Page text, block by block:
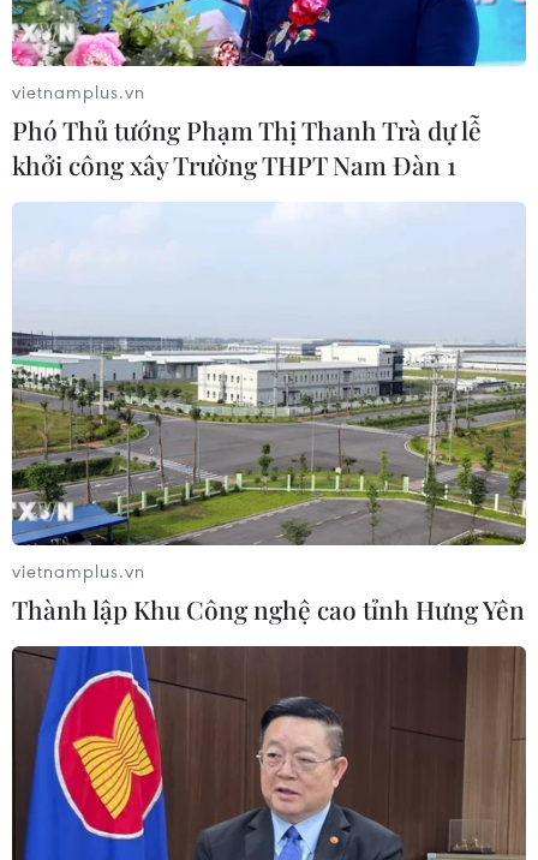
vietnamplus.vn
Phó Thủ tướng Phạm Thị Thanh Trà dự lễ
khởi công xây Trường THPT Nam Đàn 1
vietnamplus.vn
Thành lập Khu Công nghệ cao tỉnh Hưng Yên